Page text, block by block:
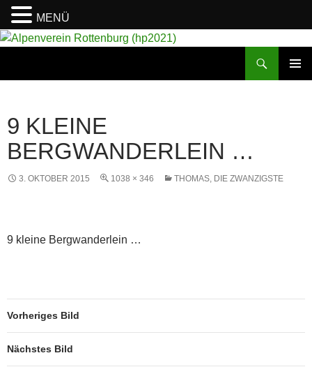
9 KLEINE
BERGWANDERLEIN …
3. OKTOBER 2015 1038 × 346 THOMAS, DIE ZWANZIGSTE
9 kleine Bergwanderlein …
Vorheriges Bild
Nächstes Bild
MENÜ